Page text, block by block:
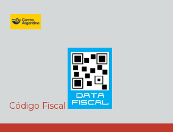
Código Fiscal